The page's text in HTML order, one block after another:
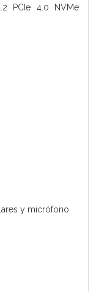
PCIe 4.0 NVMe
y micrófono